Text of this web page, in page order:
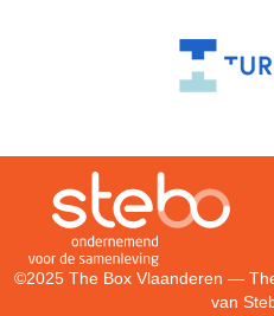
©2025 The Box Vlaanderen —
van